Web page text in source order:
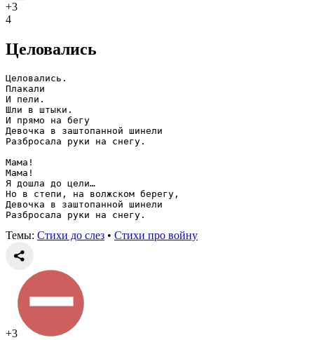
+3
4
Целовались
Целовались.
Плакали
И пели.
Шли в штыки.
И прямо на бегу
Девочка в заштопанной шинели
Разбросала руки на снегу.
Мама!
Мама!
Я дошла до цели…
Но в степи, на волжском берегу,
Девочка в заштопанной шинели
Разбросала руки на снегу.
Темы: Стихи до слез • Стихи про войну
+3